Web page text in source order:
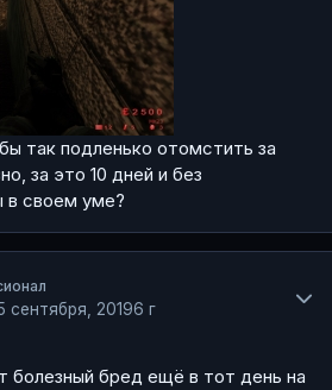
так подленько отомстить за
за это 10 дней и без
в своем уме?
сентября, 20196 г
болезный бред ещё в тот день на